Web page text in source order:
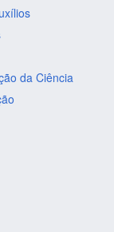
da Ciência